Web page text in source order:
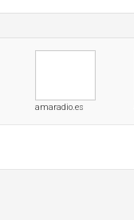
amaradio.es